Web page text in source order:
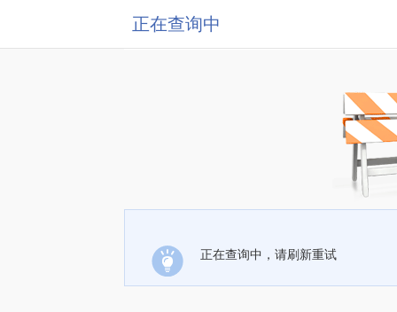
正在查询中
正在查询中，请刷新重试